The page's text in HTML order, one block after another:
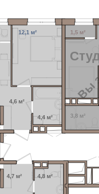
4,8 м²
4,7 м²
12,1 м²
4,4 м²
4,6 м²
3,8 м²
1,5 м²